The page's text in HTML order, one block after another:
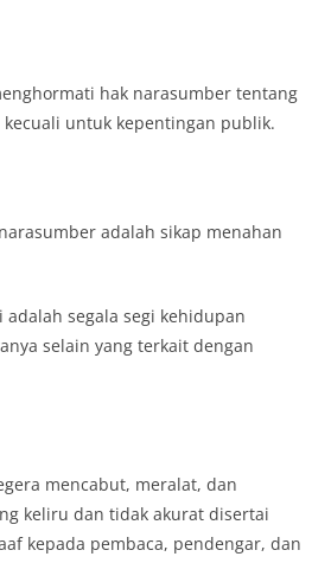
hak narasumber tentang
untuk kepentingan publik.
adalah sikap menahan
segala segi kehidupan
selain yang terkait dengan
mencabut, meralat, dan
keliru dan tidak akurat disertai
kepada pembaca, pendengar, dan